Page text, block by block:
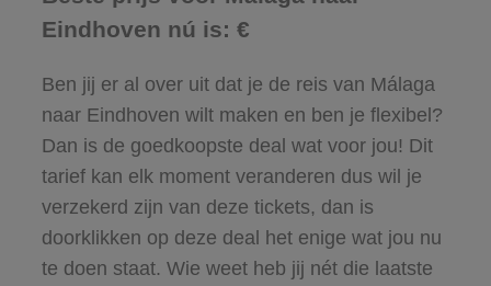
Eindhoven nú is: €
Ben jij er al over uit dat je de reis van Málaga
naar Eindhoven wilt maken en ben je flexibel?
Dan is de goedkoopste deal wat voor jou! Dit
tarief kan elk moment veranderen dus wil je
verzekerd zijn van deze tickets, dan is
doorklikken op deze deal het enige wat jou nu
te doen staat. Wie weet heb jij nét die laatste